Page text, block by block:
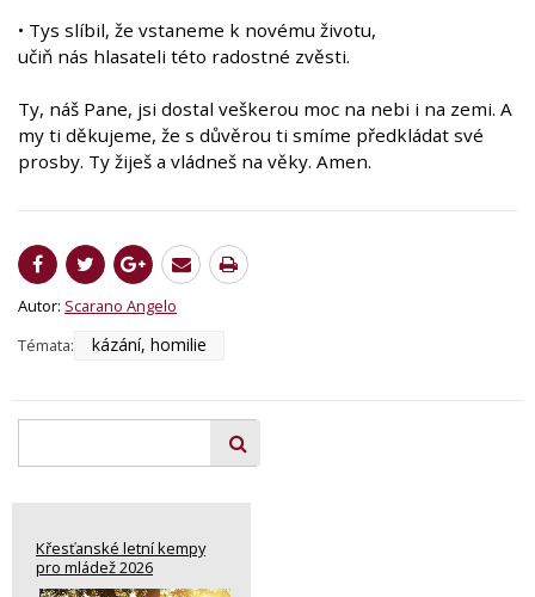
• Tys slíbil, že vstaneme k novému životu,
učiň nás hlasateli této radostné zvěsti.
Ty, náš Pane, jsi dostal veškerou moc na nebi i na zemi. A
my ti děkujeme, že s důvěrou ti smíme předkládat své
prosby. Ty žiješ a vládneš na věky. Amen.
Autor: Scarano Angelo
Témata:
kázání, homilie
Křesťanské letní kempy
pro mládež 2026